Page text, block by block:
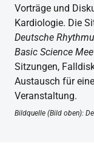
Vorträge und
Kardiologie. Die
Deutsche
Basic Science
Sitzungen,
Austausch für
Veranstaltung.
Bildquelle (Bild oben):